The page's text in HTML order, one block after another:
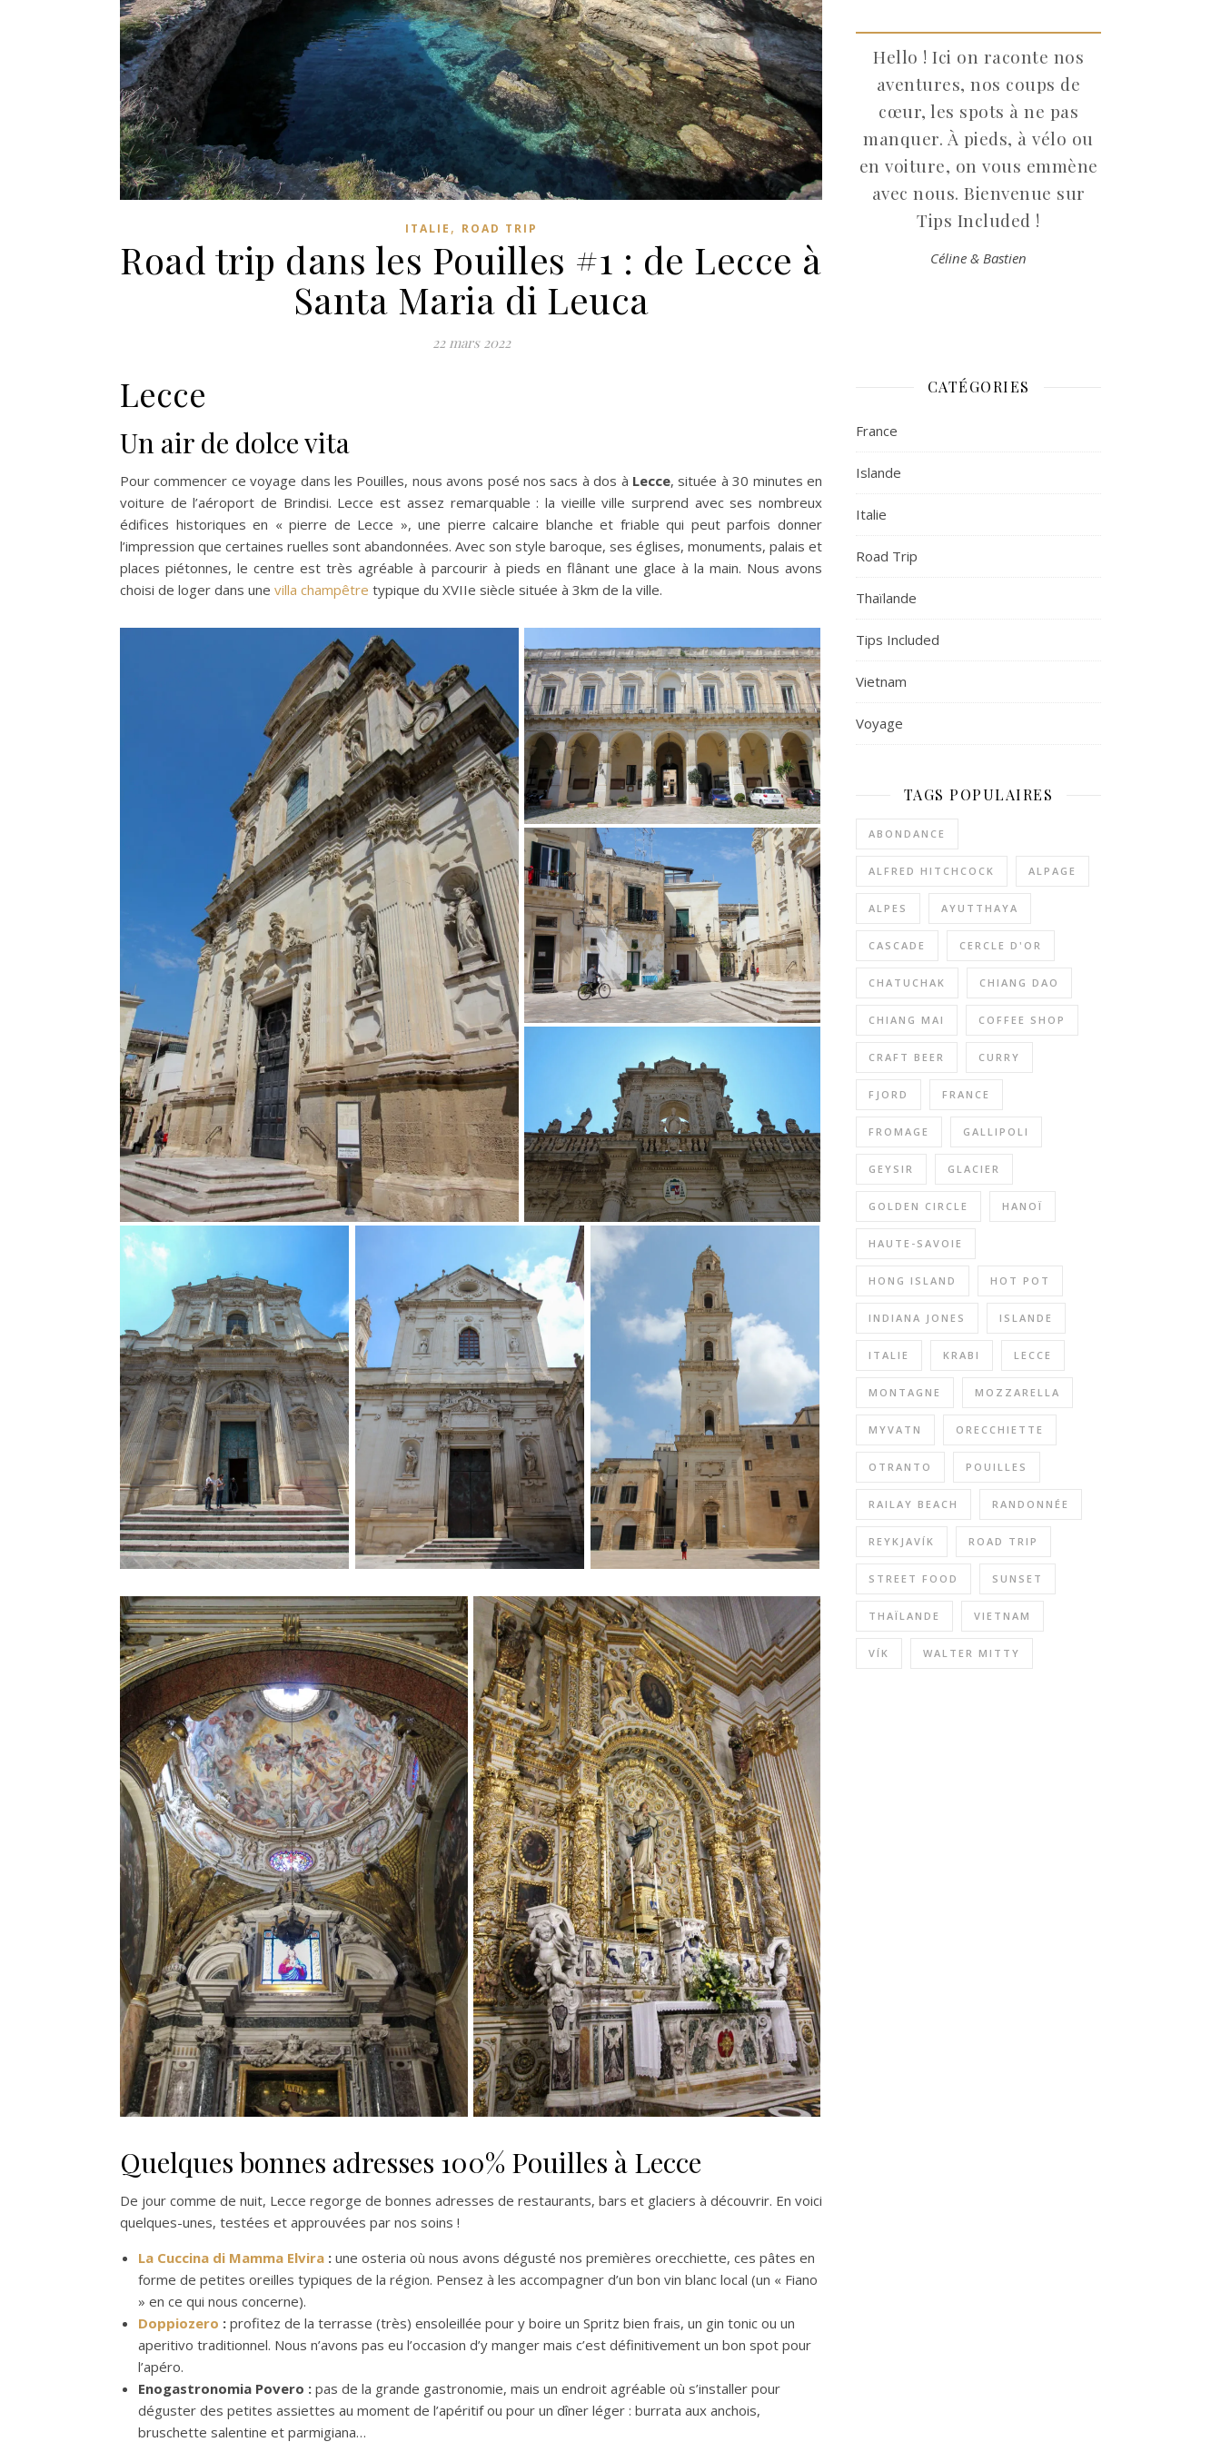
ITALIE , ROAD TRIP
Road trip dans les Pouilles #1 : de Lecce à
Santa Maria di Leuca
22 mars 2022
Lecce
Un air de dolce vita
Pour commencer ce voyage dans les Pouilles, nous avons posé nos sacs à dos à Lecce, située à 30 minutes en
voiture de l’aéroport de Brindisi. Lecce est assez remarquable : la vieille ville surprend avec ses nombreux
édifices historiques en « pierre de Lecce », une pierre calcaire blanche et friable qui peut parfois donner
l’impression que certaines ruelles sont abandonnées. Avec son style baroque, ses églises, monuments, palais et
places piétonnes, le centre est très agréable à parcourir à pieds en flânant une glace à la main. Nous avons
choisi de loger dans une villa champêtre typique du XVIIe siècle située à 3km de la ville.
Quelques bonnes adresses 100% Pouilles à Lecce
De jour comme de nuit, Lecce regorge de bonnes adresses de restaurants, bars et glaciers à découvrir. En voici
quelques-unes, testées et approuvées par nos soins !
La Cuccina di Mamma Elvira : une osteria où nous avons dégusté nos premières orecchiette, ces pâtes en
forme de petites oreilles typiques de la région. Pensez à les accompagner d’un bon vin blanc local (un « Fiano
» en ce qui nous concerne).
Doppiozero : profitez de la terrasse (très) ensoleillée pour y boire un Spritz bien frais, un gin tonic ou un
aperitivo traditionnel. Nous n’avons pas eu l’occasion d’y manger mais c’est définitivement un bon spot pour
l’apéro.
Enogastronomia Povero : pas de la grande gastronomie, mais un endroit agréable où s’installer pour
déguster des petites assiettes au moment de l’apéritif ou pour un dîner léger : burrata aux anchois,
bruschette salentine et parmigiana…
Hello ! Ici on raconte nos
aventures, nos coups de
cœur, les spots à ne pas
manquer. À pieds, à vélo ou
en voiture, on vous emmène
avec nous. Bienvenue sur
Tips Included !
Céline & Bastien
CATÉGORIES
France
Islande
Italie
Road Trip
Thaïlande
Tips Included
Vietnam
Voyage
TAGS POPULAIRES
ABONDANCE
ALFRED HITCHCOCK ALPAGE
ALPES AYUTTHAYA
CASCADE CERCLE D'OR
CHATUCHAK CHIANG DAO
CHIANG MAI COFFEE SHOP
CRAFT BEER CURRY
FJORD FRANCE
FROMAGE GALLIPOLI
GEYSIR GLACIER
GOLDEN CIRCLE HANOÏ
HAUTE-SAVOIE
HONG ISLAND HOT POT
INDIANA JONES ISLANDE
ITALIE KRABI LECCE
MONTAGNE MOZZARELLA
MYVATN ORECCHIETTE
OTRANTO POUILLES
RAILAY BEACH RANDONNÉE
REYKJAVÍK ROAD TRIP
STREET FOOD SUNSET
THAÏLANDE VIETNAM
VÍK WALTER MITTY